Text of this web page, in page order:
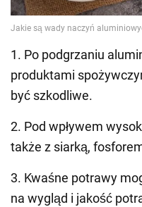
1. Po podgrzaniu
produktami
być szkodliwe.
2. Pod wpływem
także z siarką,
3. Kwaśne potrawy
na wygląd i jakość